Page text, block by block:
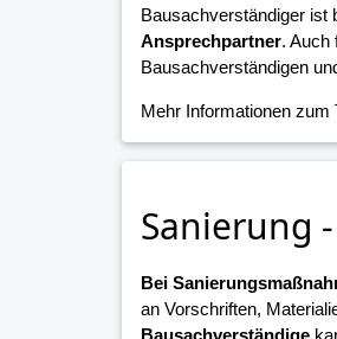
Bausachverständiger ist
Ansprechpartner. Auch
Bausachverständigen
Mehr Informationen zum
Sanierung
Bei
an Vorschriften,
Bausachverständige